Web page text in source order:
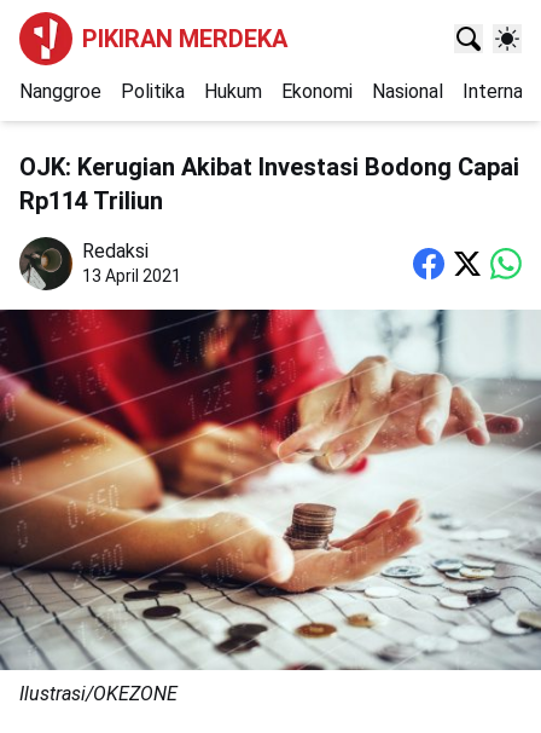
PIKIRAN MERDEKA
Nanggroe Politika Hukum Ekonomi Nasional
OJK: Kerugian Akibat Investasi Bodong Capai
Rp114 Triliun
Redaksi
13 April 2021
Ilustrasi/OKEZONE